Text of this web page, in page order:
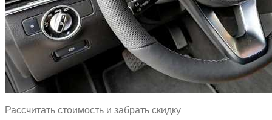
Рассчитать стоимость и забрать скидку